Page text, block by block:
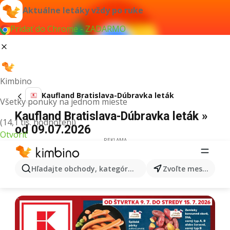
Aktuálne letáky vždy po ruke
Pridať do Chrome - ZADARMO
Kimbino
Všetky ponuky na jednom mieste
(14,1 tis. hodnotení)
Otvoriť
Hľadajte obchody, kategórie, produkty... Zvoľte mesto
Kaufland Bratislava-Dúbravka leták
Kaufland Bratislava-Dúbravka leták »
od 09.07.2026
REKLAMA